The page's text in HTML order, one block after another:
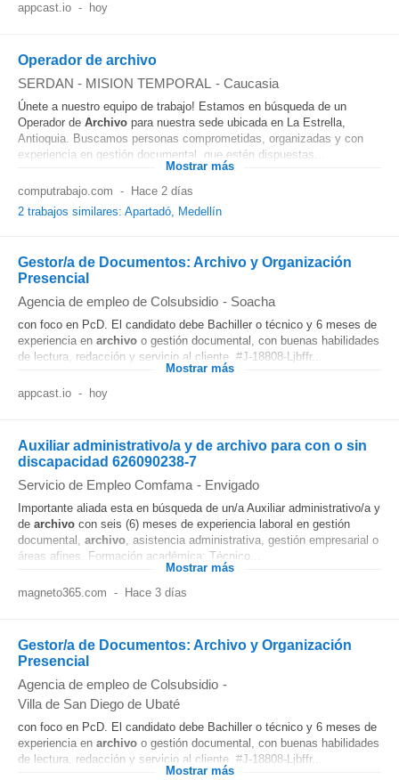
appcast.io - hoy
Operador de archivo
SERDAN - MISION TEMPORAL - Caucasia
Únete a nuestro equipo de trabajo! Estamos en búsqueda de un
Operador de Archivo para nuestra sede ubicada en La Estrella,
Antioquia. Buscamos personas comprometidas, organizadas y con
experiencia en gestión documental, que estén dispuestas...
Mostrar más
computrabajo.com -
Hace 2 días
2 trabajos similares: Apartadó, Medellín
Gestor/a de Documentos: Archivo y Organización
Presencial
Agencia de empleo de Colsubsidio - Soacha
con foco en PcD. El candidato debe Bachiller o técnico y 6 meses de
experiencia en archivo o gestión documental, con buenas habilidades
de lectura, redacción y servicio al cliente. #J-18808-Ljbffr...
Mostrar más
appcast.io - hoy
Auxiliar administrativo/a y de archivo para con o sin
discapacidad 626090238-7
Servicio de Empleo Comfama - Envigado
Importante aliada esta en búsqueda de un/a Auxiliar administrativo/a y
de archivo con seis (6) meses de experiencia laboral en gestión
documental, archivo, asistencia administrativa, gestión empresarial o
áreas afines. Formación académica: Técnico...
Mostrar más
magneto365.com - Hace 3 días
Gestor/a de Documentos: Archivo y Organización
Presencial
Agencia de empleo de Colsubsidio -
Villa de San Diego de Ubaté
con foco en PcD. El candidato debe Bachiller o técnico y 6 meses de
experiencia en archivo o gestión documental, con buenas habilidades
de lectura, redacción y servicio al cliente. #J-18808-Ljbffr...
Mostrar más